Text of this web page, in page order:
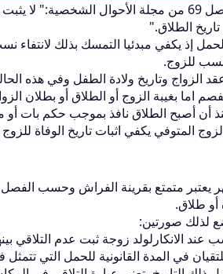
نص الفصل 69 من مجلة الأحوال الشخصية:" لا يثبت
الطلاق."
إذ يكفي مبدئيا التمسك بذلك لانتفاء
للزوج.
الزواج وتاريخ ولادة الطفل وفي هذه
اما بغيبة الزوج أو الطلاق أو بطلان
أن أصبح الطلاق نافذ بموجب حكم بات أو
المتوفي يكفي اثبات تاريخ الوفاة للزوج
أو طلاق.
لذلك صورتين:
الأولى من الفصل 69:"لا يثبت النسب عند الانكارلولد زوجة ثبت عدم التلاقي
في المدة القانونية للحمل التي تتمثل